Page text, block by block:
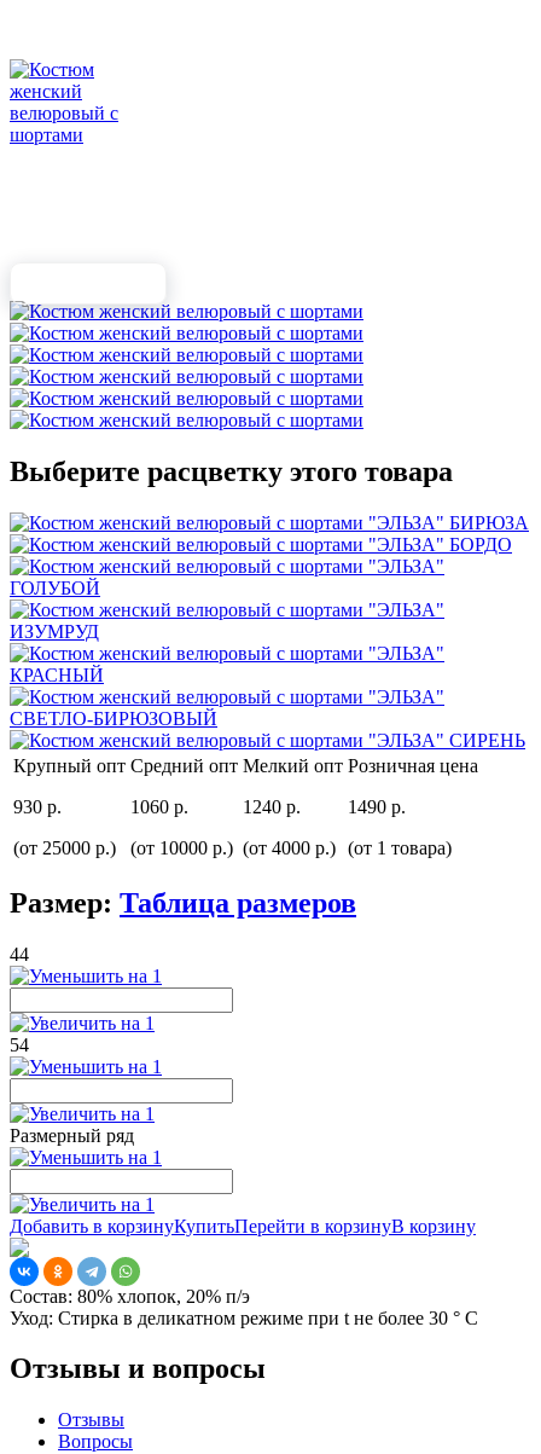
Выберите расцветку этого товара
Крупный опт
930 р.
(от 25000 р.)
Средний опт
1060 р.
(от 10000 р.)
Мелкий опт
1240 р.
(от 4000 р.)
Розничная цена
1490 р.
(от 1 товара)
Размер: Таблица размеров
44
54
Размерный ряд
Добавить в корзинуКупитьПерейти в корзинуВ корзину
Состав: 80% хлопок, 20% п/э
Уход: Стирка в деликатном режиме при t не более 30 ° С
Отзывы и вопросы
Отзывы
Вопросы